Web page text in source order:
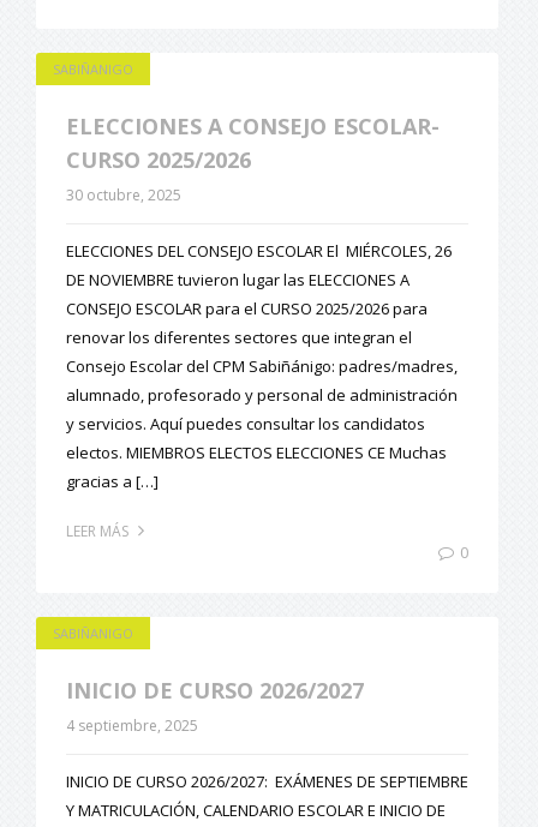
SABIÑANIGO
ELECCIONES A CONSEJO ESCOLAR-
CURSO 2025/2026
30 octubre, 2025
ELECCIONES DEL CONSEJO ESCOLAR El MIÉRCOLES, 26
DE NOVIEMBRE tuvieron lugar las ELECCIONES A
CONSEJO ESCOLAR para el CURSO 2025/2026 para
renovar los diferentes sectores que integran el
Consejo Escolar del CPM Sabiñánigo: padres/madres,
alumnado, profesorado y personal de administración
y servicios. Aquí puedes consultar los candidatos
electos. MIEMBROS ELECTOS ELECCIONES CE Muchas
gracias a […]
LEER MÁS
0
SABIÑANIGO
INICIO DE CURSO 2026/2027
4 septiembre, 2025
INICIO DE CURSO 2026/2027: EXÁMENES DE SEPTIEMBRE
Y MATRICULACIÓN, CALENDARIO ESCOLAR E INICIO DE